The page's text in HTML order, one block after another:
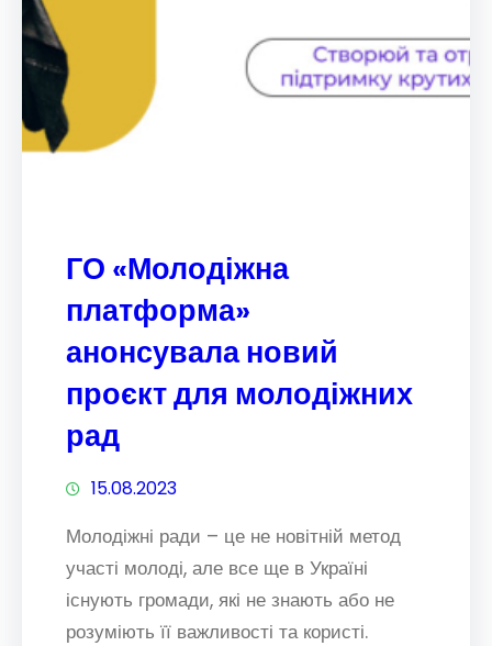
ГО «Молодіжна
платформа»
анонсувала новий
проєкт для молодіжних
рад
15.08.2023
Молодіжні ради – це не новітній метод
участі молоді, але все ще в Україні
існують громади, які не знають або не
розуміють її важливості та користі.